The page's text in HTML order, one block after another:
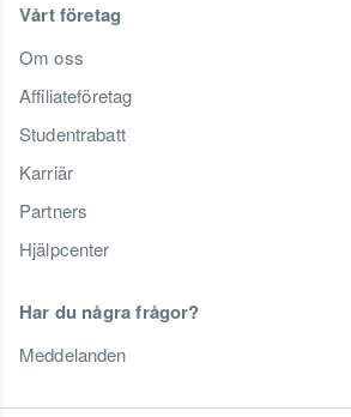
Vårt företag
Om oss
Affiliateföretag
Studentrabatt
Karriär
Partners
Hjälpcenter
Har du några frågor?
Meddelanden